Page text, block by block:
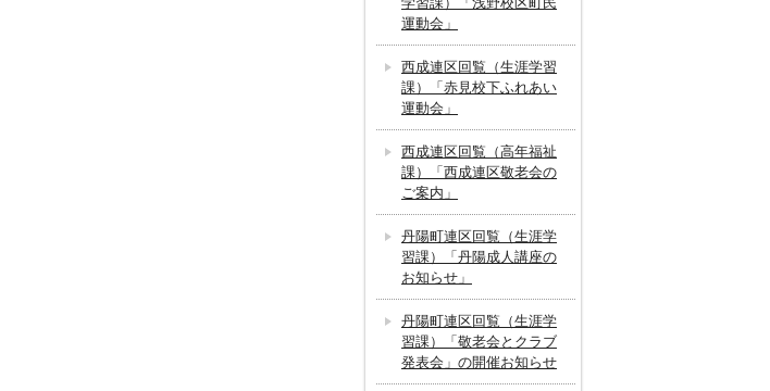
運動会」
西成連区回覧（生涯学習
課）「赤見校下ふれあい
運動会」
西成連区回覧（高年福祉
課）「西成連区敬老会の
ご案内」
丹陽町連区回覧（生涯学
習課）「丹陽成人講座の
お知らせ」
丹陽町連区回覧（生涯学
習課）「敬老会とクラブ
発表会」の開催お知らせ